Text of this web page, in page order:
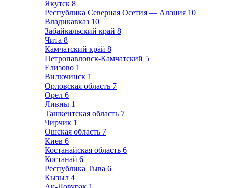
Якутск 8
Республика Северная Осетия — Алания 10
Владикавказ 10
Забайкальский край 8
Чита 8
Камчатский край 8
Петропавловск-Камчатский 5
Елизово 1
Вилючинск 1
Орловская область 7
Орел 6
Ливны 1
Ташкентская область 7
Чирчик 1
Ошская область 7
Киев 6
Костанайская область 6
Костанай 6
Республика Тыва 6
Кызыл 4